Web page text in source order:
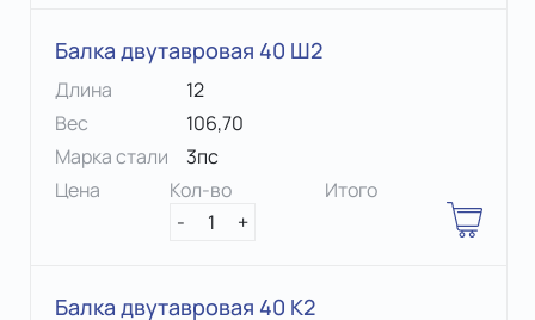
Балка двутавровая 40 Ш2
Длина
12
Вес
106,70
Марка стали
3пс
Цена
Кол-во
-
1 +
Итого
Балка двутавровая 40 К2